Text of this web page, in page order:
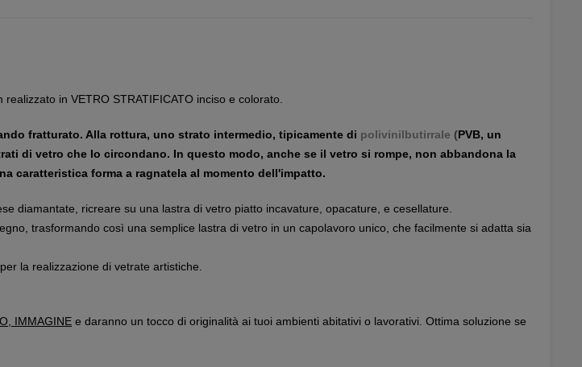
in VETRO STRATIFICATO inciso e colorato.
fratturato. Alla rottura, uno strato intermedio, tipicamente di polivinilbutirrale (PVB, un
di vetro che lo circondano. In questo modo, anche se il vetro si rompe, non abbandona la
caratteristica forma a ragnatela al momento dell'impatto.
diamantate, ricreare su una lastra di vetro piatto incavature, opacature, e cesellature.
trasformando così una semplice lastra di vetro in un capolavoro unico, che facilmente si adatta sia
la realizzazione di vetrate artistiche.
IMMAGINE e daranno un tocco di originalità ai tuoi ambienti abitativi o lavorativi. Ottima soluzione se